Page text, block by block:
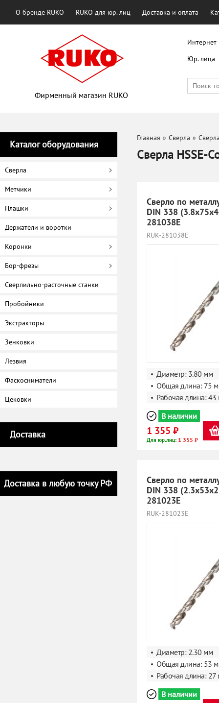
О бренде RUKO RUKO для юр. лиц Доставка и оплата
Фирменный магазин RUKO
Интернет
Юр. лица
Каталог оборудования
Сверла
Метчики
Плашки
Держатели и воротки
Коронки
Бор-фрезы
Сверлильно-расточные станки
Пробойники
Экстракторы
Зенковки
Лезвия
Фаскосниматели
Цековки
Доставка
Доставка в любую точку РФ
Главная » Сверла »
Сверла HSSE-
Сверло по
DIN 338
281038E
RUK-281038E
Диаметр: 3.80 мм
Общая длина: 75
Рабочая длина:
В наличии
1 355 ₽
Для юр.лиц: 1 355 ₽
Сверло по
DIN 338
281023E
RUK-281023E
Диаметр: 2.30 мм
Общая длина: 53
Рабочая длина: 27
В наличии